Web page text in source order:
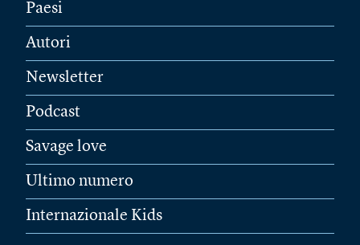
Paesi
Autori
Newsletter
Podcast
Savage love
Ultimo numero
Internazionale Kids